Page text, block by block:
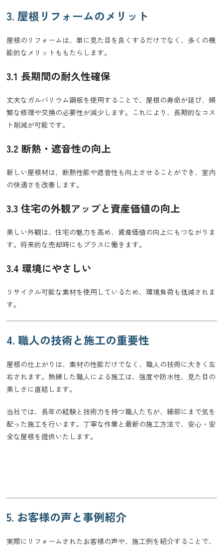
3. 屋根リフォームのメリット
屋根のリフォームは、単に見た目を良くするだけでなく、多くの機
能的なメリットももたらします。
3.1 長期間の耐久性確保
丈夫なガルバリウム鋼板を使用することで、屋根の寿命が延び、頻
繁な修理や交換の必要性が減少します。これにより、長期的なコス
ト削減が可能です。
3.2 断熱・遮音性の向上
新しい屋根材は、断熱性能や遮音性も向上させることができ、室内
の快適さを改善します。
3.3 住宅の外観アップと資産価値の向上
美しい外観は、住宅の魅力を高め、資産価値の向上にもつながりま
す。将来的な売却時にもプラスに働きます。
3.4 環境にやさしい
リサイクル可能な素材を使用しているため、環境負荷も低減されま
す。
4. 職人の技術と施工の重要性
屋根の仕上がりは、素材の性能だけでなく、職人の技術に大きく左
右されます。熟練した職人による施工は、強度や防水性、見た目の
美しさに直結します。
当社では、長年の経験と技術力を持つ職人たちが、細部にまで気を
配った施工を行います。丁寧な作業と最新の施工方法で、安心・安
全な屋根を提供いたします。
5. お客様の声と事例紹介
実際にリフォームされたお客様の声や、施工例を紹介することで、